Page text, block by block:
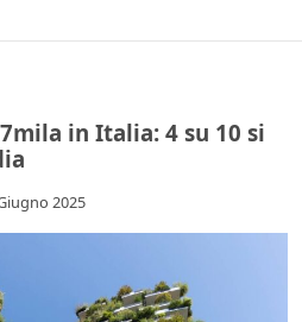
in Italia: 4 su 10 si
2025